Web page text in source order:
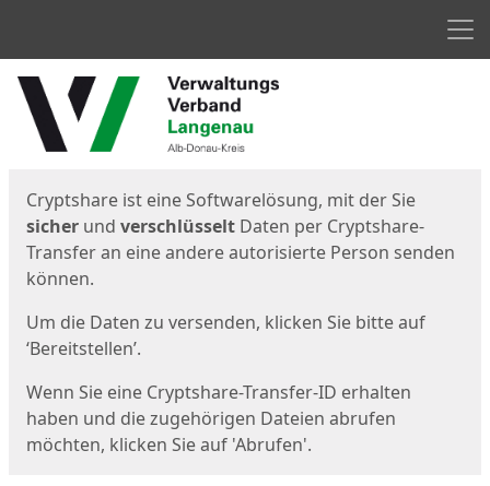
Start
Cryptshare ist eine Softwarelösung, mit der Sie
sicher und verschlüsselt Daten per Cryptshare-
Transfer an eine andere autorisierte Person senden
können.
Um die Daten zu versenden, klicken Sie bitte auf
‘Bereitstellen’.
Wenn Sie eine Cryptshare-Transfer-ID erhalten
haben und die zugehörigen Dateien abrufen
möchten, klicken Sie auf 'Abrufen'.